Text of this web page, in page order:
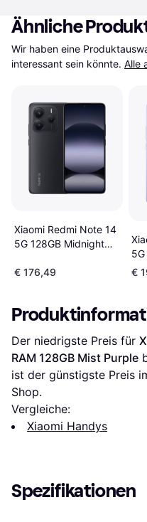
Ähnliche
Wir haben eine
interessant sein könnte. Alle
Xiaomi Redmi Note 14
5G 128GB Midnight
€ 176,49
€
Der niedrigste Preis für
RAM 128GB Mist Purple
ist der günstigste Preis
Shop.
Vergleiche:
Xiaomi Handys
Spezifikationen